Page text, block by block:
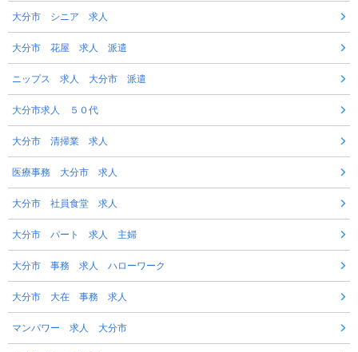
大分市 シニア 求人
大分市 花屋 求人 派遣
ニップス 求人 大分市 派遣
大分市求人 ５０代
大分市 清掃業 求人
医療事務 大分市 求人
大分市 社員食堂 求人
大分市 パート 求人 主婦
大分市 事務 求人 ハローワーク
大分市 大在 事務 求人
マンパワー 求人 大分市